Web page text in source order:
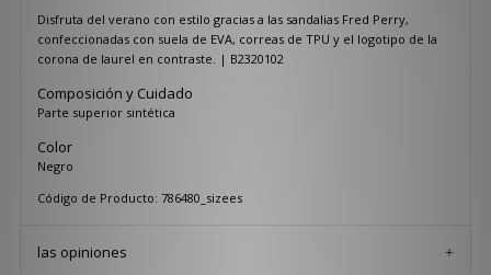
Disfruta del verano con estilo gracias a las sandalias Fred Perry,
confeccionadas con suela de EVA, correas de TPU y el logotipo de la
corona de laurel en contraste. | B2320102
Composición y Cuidado
Parte superior sintética
Color
Negro
Código de Producto: 786480_sizees
las opiniones